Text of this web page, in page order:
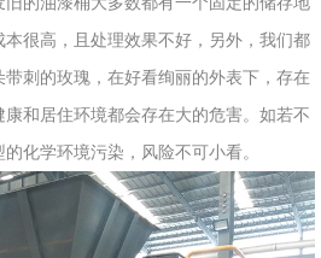
很高，且处理效果不好，另外，我们都
刺的玫瑰，在好看绚丽的外表下，存在
和居住环境都会存在大的危害。如若不
化学环境污染，风险不可小看。